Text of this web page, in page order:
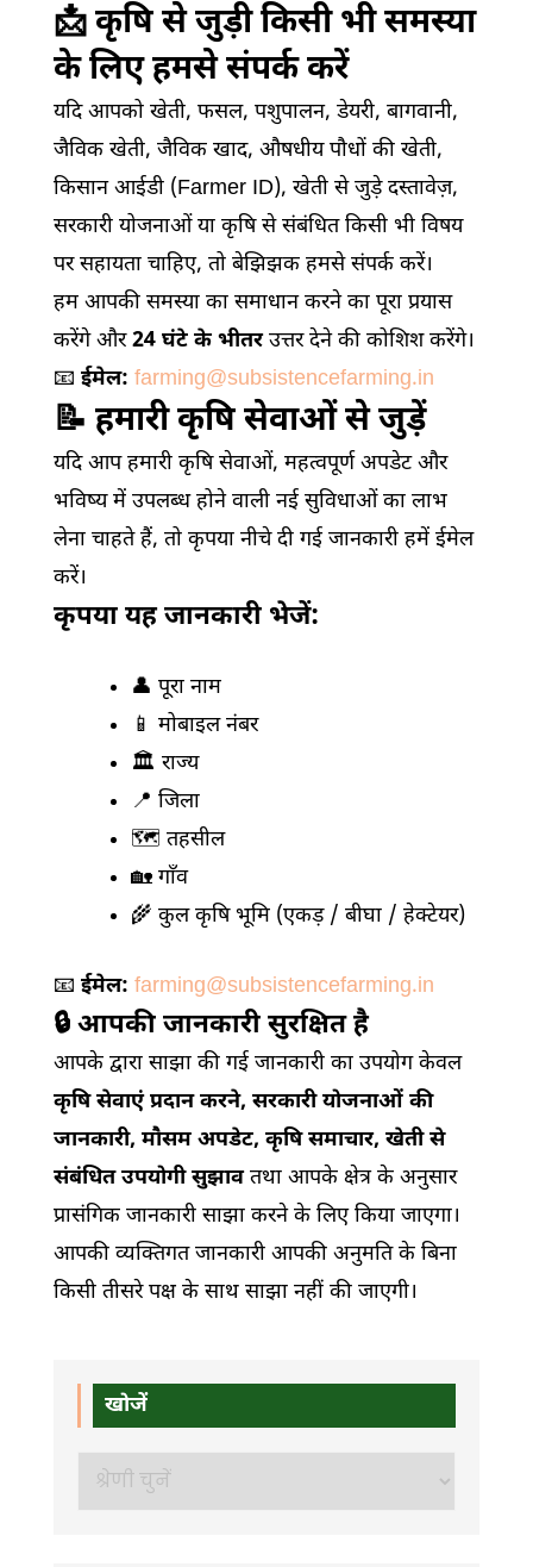
📩 कृषि से जुड़ी किसी भी समस्या
के लिए हमसे संपर्क करें
यदि आपको खेती, फसल, पशुपालन, डेयरी, बागवानी,
जैविक खेती, जैविक खाद, औषधीय पौधों की खेती,
किसान आईडी (Farmer ID), खेती से जुड़े दस्तावेज़,
सरकारी योजनाओं या कृषि से संबंधित किसी भी विषय
पर सहायता चाहिए, तो बेझिझक हमसे संपर्क करें।
हम आपकी समस्या का समाधान करने का पूरा प्रयास
करेंगे और24 घंटे के भीतरउत्तर देने की कोशिश करेंगे।
📧 ईमेल: farming@subsistencefarming.in
📝 हमारी कृषि सेवाओं से जुड़ें
यदि आप हमारी कृषि सेवाओं, महत्वपूर्ण अपडेट और
भविष्य में उपलब्ध होने वाली नई सुविधाओं का लाभ
लेना चाहते हैं, तो कृपया नीचे दी गई जानकारी हमें ईमेल
करें।
कृपया यह जानकारी भेजें:
👤 पूरा नाम
📱 मोबाइल नंबर
🏛️ राज्य
📍 जिला
🗺️ तहसील
🏡 गाँव
🌾 कुल कृषि भूमि (एकड़ / बीघा / हेक्टेयर)
📧 ईमेल: farming@subsistencefarming.in
🔒 आपकी जानकारी सुरक्षित है
आपके द्वारा साझा की गई जानकारी का उपयोग केवल
कृषि सेवाएं प्रदान करने, सरकारी योजनाओं की
जानकारी, मौसम अपडेट, कृषि समाचार, खेती से
संबंधित उपयोगी सुझावतथा आपके क्षेत्र के अनुसार
प्रासंगिक जानकारी साझा करने के लिए किया जाएगा।
आपकी व्यक्तिगत जानकारी आपकी अनुमति के बिना
किसी तीसरे पक्ष के साथ साझा नहीं की जाएगी।
खोजें
खोजें